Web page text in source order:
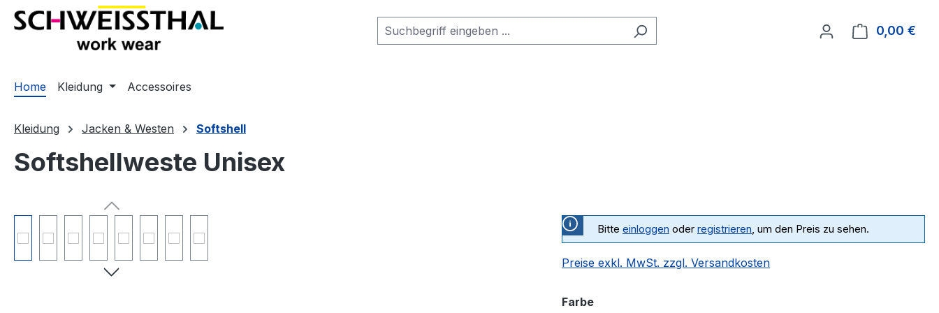
Zur Hauptnavigation springen
0,00 €
Home Kleidung Accessoires
Kleidung Jacken & Westen Softshell
Softshellweste Unisex
Bitte einloggen oder registrieren, um den Preis zu sehen.
Preise exkl. MwSt. zzgl. Versandkosten
Farbeauswählen